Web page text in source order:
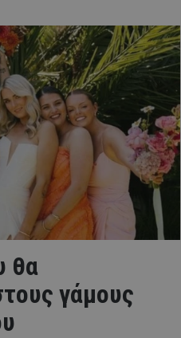
θα
γάμους